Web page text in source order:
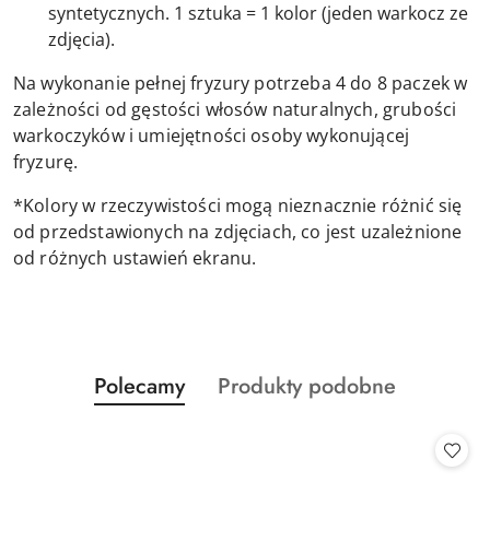
syntetycznych. 1 sztuka = 1 kolor (jeden warkocz ze
zdjęcia).
Na wykonanie pełnej fryzury potrzeba 4 do 8 paczek w
zależności od gęstości włosów naturalnych, grubości
warkoczyków i umiejętności osoby wykonującej
fryzurę.
*Kolory w rzeczywistości mogą nieznacznie różnić się
od przedstawionych na zdjęciach, co jest uzależnione
od różnych ustawień ekranu.
Pomiń karuzelę produktów
Produkty
o
Polecamy
Produkty
Produkty podobne